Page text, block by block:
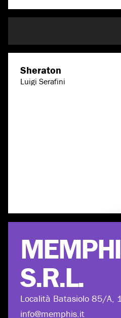
Sheraton
Luigi Serafini
S.R.L.
Località Batasiolo 85/A,
info@memphis.it